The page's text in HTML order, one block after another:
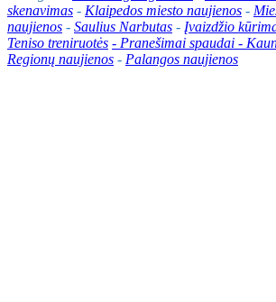
skenavimas - Klaipedos miesto naujienos -
naujienos - Saulius Narbutas - Įvaizdžio
Teniso treniruotės - Pranešimai spaudai -
Regionų naujienos - Palangos naujienos